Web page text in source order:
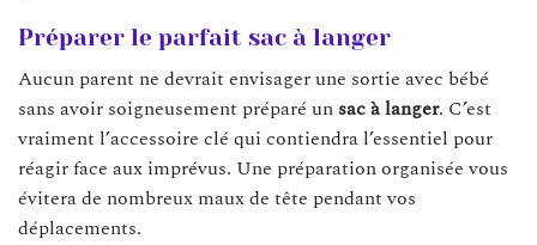
Préparer le parfait sac à langer
Aucun parent ne devrait envisager une sortie avec bébé
sans avoir soigneusement préparé un sac à langer. C’est
vraiment l’accessoire clé qui contiendra l’essentiel pour
réagir face aux imprévus. Une préparation organisée vous
évitera de nombreux maux de tête pendant vos
déplacements.